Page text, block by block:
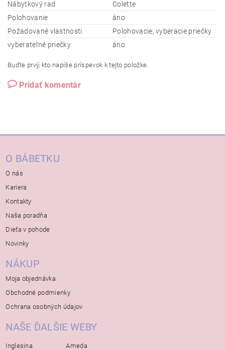
Nábytkový rad
Colette
Polohovanie
áno
Požadované vlastnosti
Polohovacie, vyberacie priečky
vyberateľné priečky
áno
Buďte prvý, kto napíše príspevok k tejto položke.
Pridať komentár
O BÁBETKU
O nás
Kariera
Kontakty
Naša poradňa
Dieťa v pohode
Novinky
NÁKUP
Moja objednávka
Obchodné podmienky
Ochrana osobných údajov
NAŠE ĎALŠIE WEBY
Inglesina Ameda